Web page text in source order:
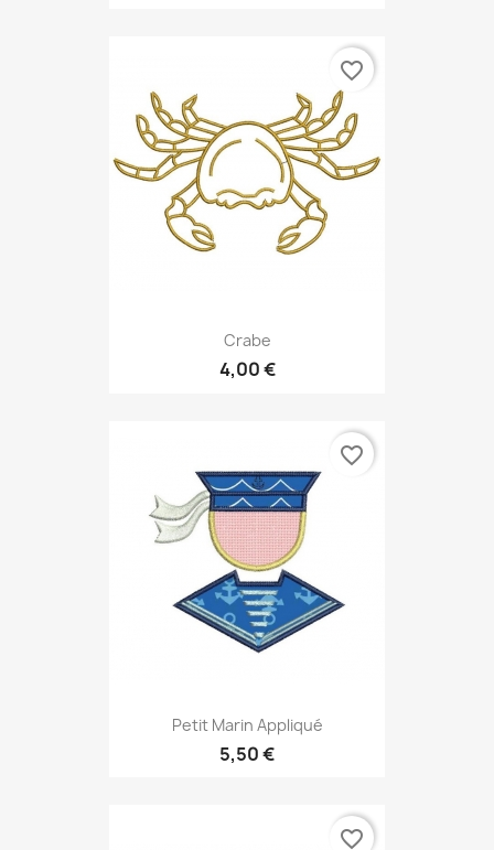
Crabe
4,00 €
favorite_border
Petit Marin Appliqué
5,50 €
favorite_border
favorite_border